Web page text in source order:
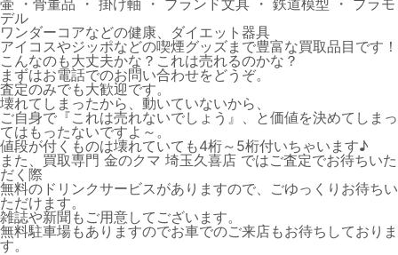
壷 ・骨董品 ・ 掛け軸 ・ ブランド文具 ・ 鉄道模型 ・ プラモ
デル
ワンダーコアなどの健康、ダイエット器具
アイコスやジッポなどの喫煙グッズまで豊富な買取品目です！
こんなのも大丈夫かな？これは売れるのかな？
まずはお電話でのお問い合わせをどうぞ。
査定のみでも大歓迎です。
壊れてしまったから、動いていないから、
ご自身で『これは売れないでしょう』、と価値を決めてしまっ
てはもったないですよ～。
値段が付くものは壊れていても4桁～5桁付いちゃいます♪
また、買取専門 金のクマ 埼玉久喜店 ではご査定でお待ちいた
だく際
無料のドリンクサービスがありますので、ごゆっくりお待ちい
ただけます。
雑誌や新聞もご用意してございます。
無料駐車場もありますのでお車でのご来店もお待ちしておりま
す。